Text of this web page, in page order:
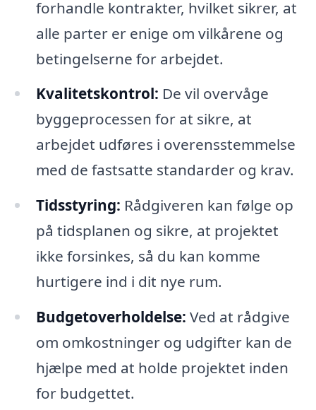
forhandle kontrakter, hvilket sikrer, at
alle parter er enige om vilkårene og
betingelserne for arbejdet.
Kvalitetskontrol: De vil overvåge
byggeprocessen for at sikre, at
arbejdet udføres i overensstemmelse
med de fastsatte standarder og krav.
Tidsstyring: Rådgiveren kan følge op
på tidsplanen og sikre, at projektet
ikke forsinkes, så du kan komme
hurtigere ind i dit nye rum.
Budgetoverholdelse: Ved at rådgive
om omkostninger og udgifter kan de
hjælpe med at holde projektet inden
for budgettet.